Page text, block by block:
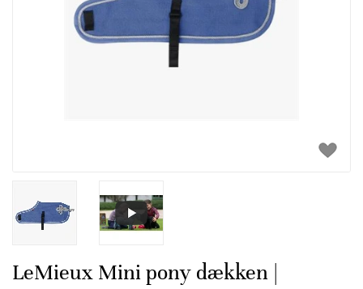
LeMieux Mini pony dækken |